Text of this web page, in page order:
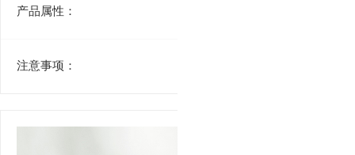
产品属性：
注意事项：